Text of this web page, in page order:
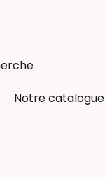
Notre catalogue